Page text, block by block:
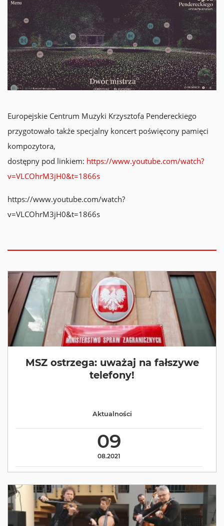
Europejskie Centrum Muzyki Krzysztofa Pendereckiego
przygotowało także specjalny koncert poświęcony pamięci
kompozytora,
dostępny pod linkiem: https://www.youtube.com/watch?
v=VLCOhrM3jH0&t=1866s
https://www.youtube.com/watch?
v=VLCOhrM3jH0&t=1866s
MSZ ostrzega: uważaj na fałszywe
telefony!
09
08.2021
Aktualności